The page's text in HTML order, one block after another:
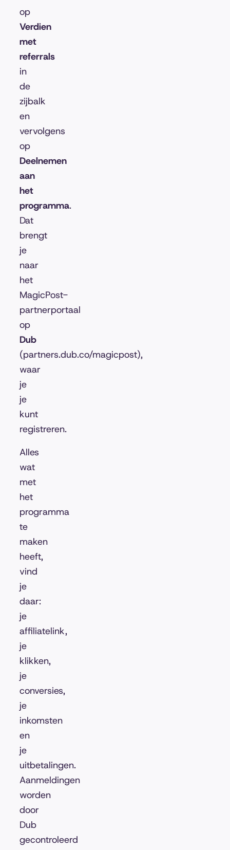
op
Verdien
met
referrals
in
de
zijbalk
en
vervolgens
op
Deelnemen
aan
het
programma.
Dat
brengt
je
naar
het
MagicPost-
partnerportaal
op
Dub
(partners.dub.co/magicpost),
waar
je
je
kunt
registreren.
Alles
wat
met
het
programma
te
maken
heeft,
vind
je
daar:
je
affiliatelink,
je
klikken,
je
conversies,
je
inkomsten
en
je
uitbetalingen.
Aanmeldingen
worden
door
Dub
gecontroleerd